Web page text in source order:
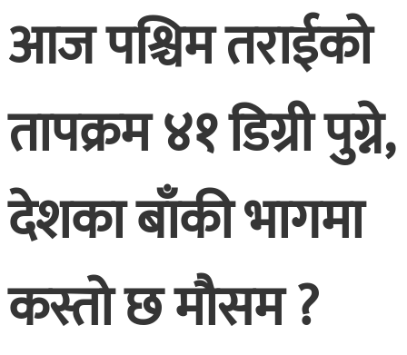
आज पश्चिम तराईको
तापक्रम ४१ डिग्री पुग्ने,
देशका बाँकी भागमा
कस्तो छ मौसम ?